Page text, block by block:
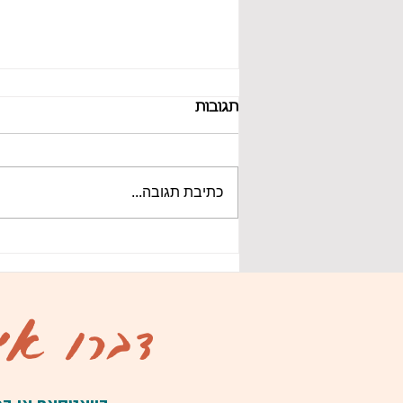
ובכניסה לתפקיד חדש?
תגובות
כתיבת תגובה...
דברו